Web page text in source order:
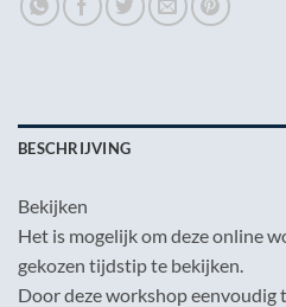
BESCHRIJVING
Bekijken
Het is mogelijk om deze online
gekozen tijdstip te bekijken.
Door deze workshop eenvoudig